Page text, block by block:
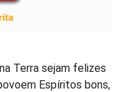
Terra sejam felizes
Espíritos bons,